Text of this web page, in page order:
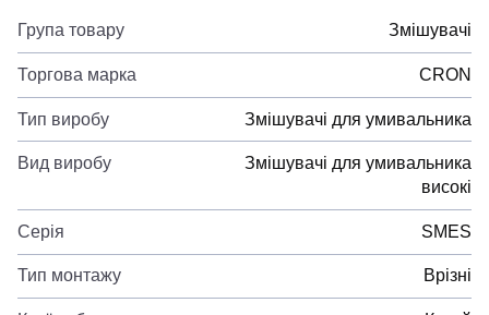
Група товару Змішувачі
Торгова марка CRON
Тип виробу Змішувачі для умивальника
Вид виробу
Змішувачі для умивальника
високі
Серія SMES
Тип монтажу Врізні